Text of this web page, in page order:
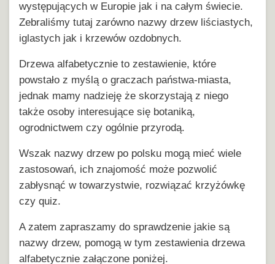
występujących w Europie jak i na całym świecie.
Zebraliśmy tutaj zarówno nazwy drzew liściastych,
iglastych jak i krzewów ozdobnych.
Drzewa alfabetycznie to zestawienie, które
powstało z myślą o graczach państwa-miasta,
jednak mamy nadzieję że skorzystają z niego
także osoby interesujące się botaniką,
ogrodnictwem czy ogólnie przyrodą.
Wszak nazwy drzew po polsku mogą mieć wiele
zastosowań, ich znajomość może pozwolić
zabłysnąć w towarzystwie, rozwiązać krzyżówkę
czy quiz.
A zatem zapraszamy do sprawdzenie jakie są
nazwy drzew, pomogą w tym zestawienia drzewa
alfabetycznie załączone poniżej.